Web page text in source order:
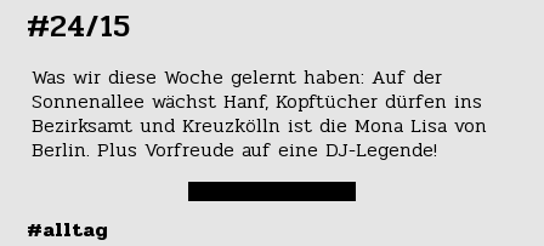
#24/15
Was wir diese Woche gelernt haben: Auf der
Sonnenallee wächst Hanf, Kopftücher dürfen ins
Bezirksamt und Kreuzkölln ist die Mona Lisa von
Berlin. Plus Vorfreude auf eine DJ-Legende!
#alltag